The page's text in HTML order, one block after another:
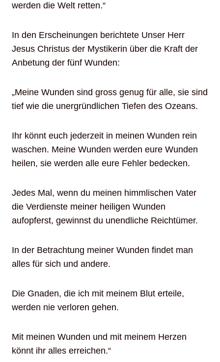
werden die Welt retten.“
In den Erscheinungen berichtete Unser Herr
Jesus Christus der Mystikerin über die Kraft der
Anbetung der fünf Wunden:
„Meine Wunden sind gross genug für alle, sie sind
tief wie die unergründlichen Tiefen des Ozeans.
Ihr könnt euch jederzeit in meinen Wunden rein
waschen. Meine Wunden werden eure Wunden
heilen, sie werden alle eure Fehler bedecken.
Jedes Mal, wenn du meinen himmlischen Vater
die Verdienste meiner heiligen Wunden
aufopferst, gewinnst du unendliche Reichtümer.
In der Betrachtung meiner Wunden findet man
alles für sich und andere.
Die Gnaden, die ich mit meinem Blut erteile,
werden nie verloren gehen.
Mit meinen Wunden und mit meinem Herzen
könnt ihr alles erreichen.“